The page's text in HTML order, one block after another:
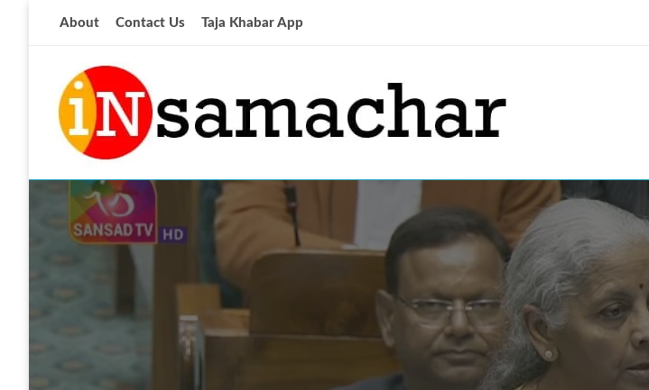
About Contact Us Taja Khabar App
insamachar
आज की ताजा खबर